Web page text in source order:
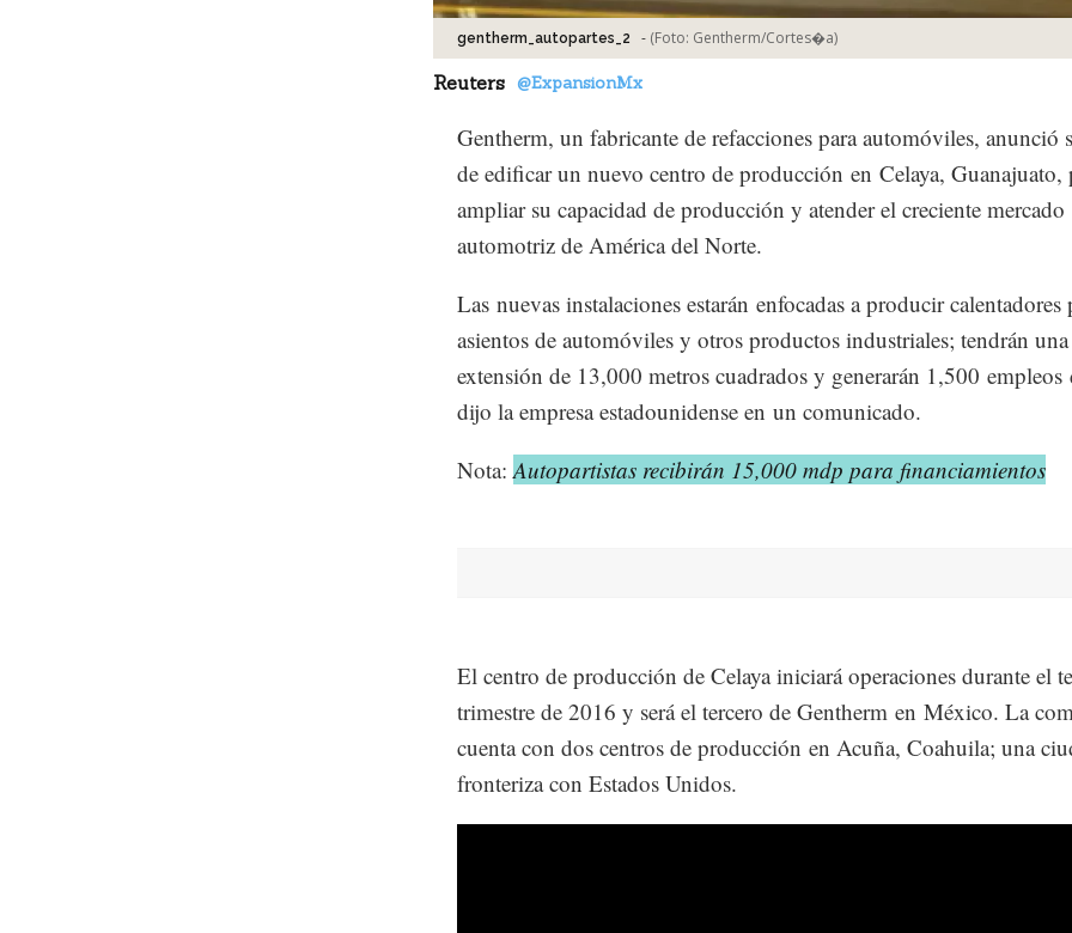
gentherm_autopartes_2 - (Foto: Gentherm/Cortes�a)
Reuters @ExpansionMx
Gentherm, un fabricante de refacciones para automóviles, anunció
de edificar un nuevo centro de producción en Celaya, Guanajuato,
ampliar su capacidad de producción y atender el creciente mercado
automotriz de América del Norte.
Las nuevas instalaciones estarán enfocadas a producir calentadores
asientos de automóviles y otros productos industriales; tendrán una
extensión de 13,000 metros cuadrados y generarán 1,500 empleos
dijo la empresa estadounidense en un comunicado.
Nota:Autopartistas recibirán 15,000 mdp para financiamientos
El centro de producción de Celaya iniciará operaciones durante el
trimestre de 2016 y será el tercero de Gentherm en México. La
cuenta con dos centros de producción en Acuña, Coahuila; una
fronteriza con Estados Unidos.